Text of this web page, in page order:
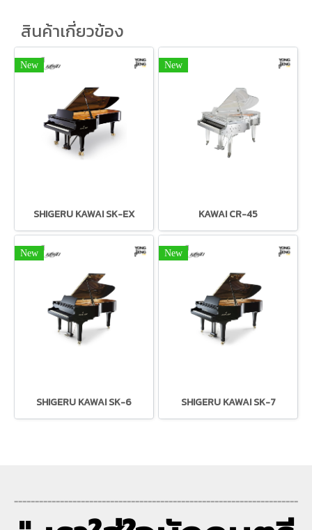
สินค้าเกี่ยวข้อง
New
SHIGERU KAWAI SK-EX
New
KAWAI CR-45
New
SHIGERU KAWAI SK-6
New
SHIGERU KAWAI SK-7
--------------------------------------------------------------------